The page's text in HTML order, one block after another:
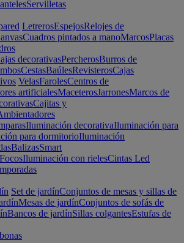
Servilletas
LetrerosEspejosRelojes de
Cuadros pintados a manoMarcosPlacas
decorativasPercherosBurros de
CestasBaúlesRevisterosCajas
VelasFarolesCentros de
artificialesMaceterosJarronesMarcos de
Cajitas y
Iluminación decorativaIluminación para
para dormitorioIluminación
BalizasSmart
FocosIluminación con rielesCintas Led
Set de jardínConjuntos de mesas y sillas de
Mesas de jardínConjuntos de sofás de
Bancos de jardínSillas colgantesEstufas de